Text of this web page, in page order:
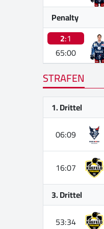
Penalty
2:1
65:00
STRAFEN
1. Drittel
06:09
16:07
3. Drittel
53:34